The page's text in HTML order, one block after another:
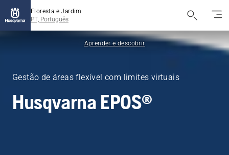
Floresta e Jardim
PT, Português
Aprender e descobrir
Gestão de áreas flexível com limites virtuais
Husqvarna EPOS®